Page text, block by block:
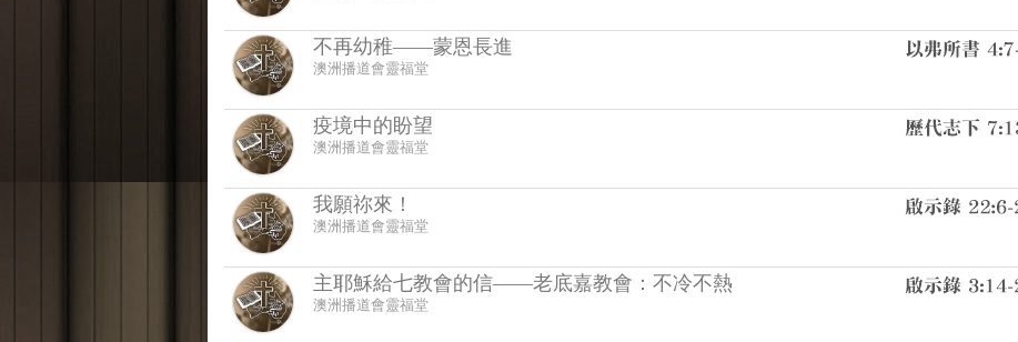
不再幼稚——蒙恩長進
澳洲播道會靈福堂
疫境中的盼望
澳洲播道會靈福堂
我願祢來！
澳洲播道會靈福堂
主耶穌給七教會的信——老底嘉教會：不冷不熱
澳洲播道會靈福堂